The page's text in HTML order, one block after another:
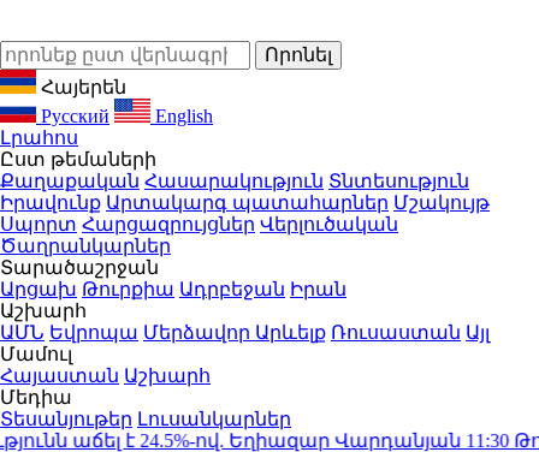
Հայերեն
Русский
English
Լրահոս
Ըստ թեմաների
Քաղաքական Հասարակություն Տնտեսություն
Իրավունք Արտակարգ պատահարներ Մշակույթ
Սպորտ Հարցազրույցներ Վերլուծական
Ծաղրանկարներ
Տարածաշրջան
Արցախ Թուրքիա Ադրբեջան Իրան
Աշխարհ
ԱՄՆ Եվրոպա Մերձավոր Արևելք Ռուսաստան Այլ
Մամուլ
Հայաստան Աշխարհ
Մեդիա
Տեսանյութեր Լուսանկարներ
աճել է 24.5%-ով. Եղիազար Վարդանյան11:30